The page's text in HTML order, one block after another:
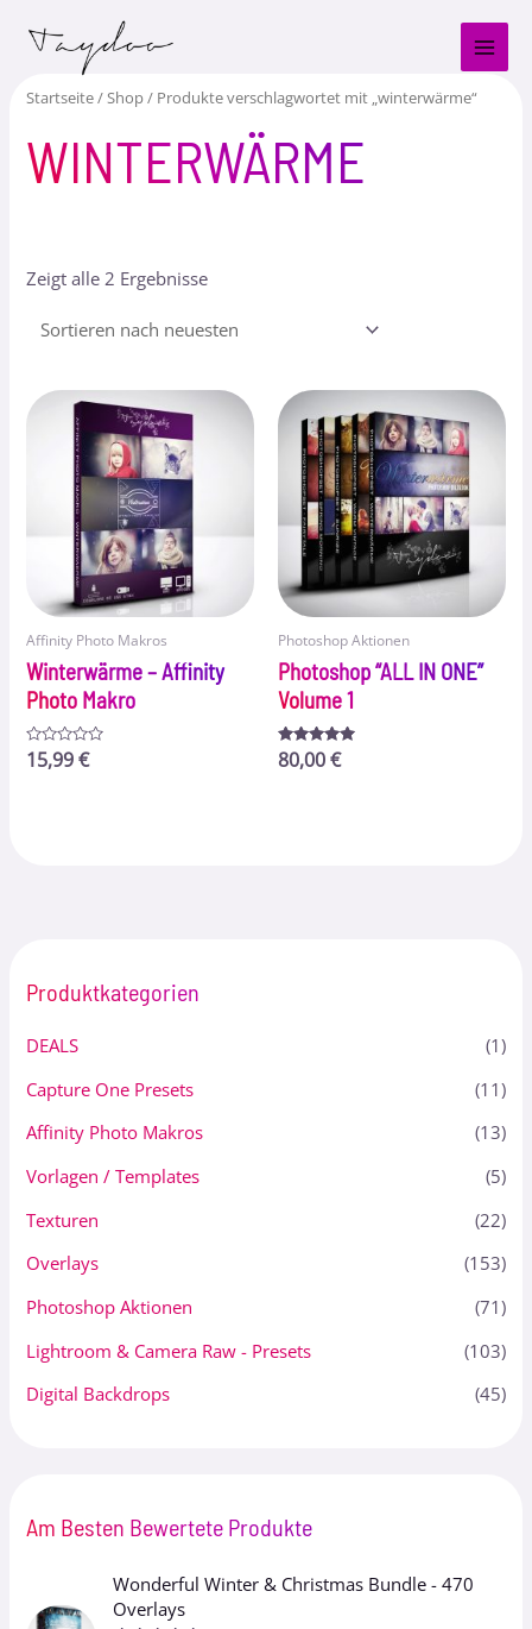
Inhalt
Produktkategorien
DEALS
(1)
Capture One Presets
(11)
Affinity Photo Makros
(13)
Vorlagen / Templates
(5)
Texturen
(22)
Overlays
(153)
Photoshop Aktionen
(71)
Lightroom & Camera Raw - Presets
(103)
Digital Backdrops
(45)
Am Besten Bewertete Produkte
Wonderful Winter & Christmas Bundle - 470
Overlays
Startseite/Shop/ Produkte verschlagwortet mit „winterwärme“
WINTERWÄRME
Zeigt alle 2 Ergebnisse
Affinity Photo Makros
Winterwärme – Affinity
Photo Makro
Bewertet
mit
15,99€
Photoshop Aktionen
Photoshop “ALL IN ONE”
Volume 1
Bewertet
mit
80,00€